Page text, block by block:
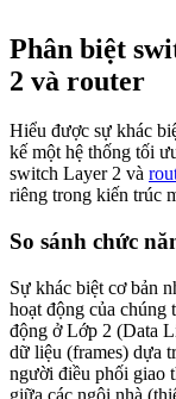
Phân biệt
2 và router
Hiểu được sự khác
kế một hệ thống tối
switch Layer 2 và
riêng trong kiến trúc
So sánh chức
Sự khác biệt cơ bản
hoạt động của chúng
động ở Lớp 2 (Data
dữ liệu (frames) dựa
người điều phối giao
giữa các ngôi nhà